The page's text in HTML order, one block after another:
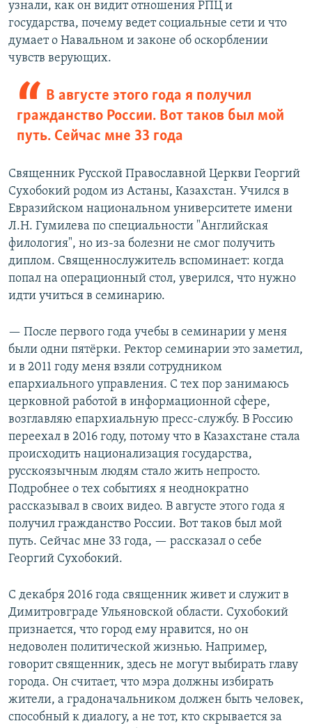
узнали, как он видит отношения РПЦ и
государства, почему ведет социальные сети и что
думает о Навальном и законе об оскорблении
чувств верующих.
В августе этого года я получил
гражданство России. Вот таков был мой
путь. Сейчас мне 33 года
Священник Русской Православной Церкви Георгий
Сухобокий родом из Астаны, Казахстан. Учился в
Евразийском национальном университете имени
Л.Н. Гумилева по специальности "Английская
филология", но из-за болезни не смог получить
диплом. Священнослужитель вспоминает: когда
попал на операционный стол, уверился, что нужно
идти учиться в семинарию.
— После первого года учебы в семинарии у меня
были одни пятёрки. Ректор семинарии это заметил,
и в 2011 году меня взяли сотрудником
епархиального управления. С тех пор занимаюсь
церковной работой в информационной сфере,
возглавляю епархиальную пресс-службу. В Россию
переехал в 2016 году, потому что в Казахстане стала
происходить национализация государства,
русскоязычным людям стало жить непросто.
Подробнее о тех событиях я неоднократно
рассказывал в своих видео. В августе этого года я
получил гражданство России. Вот таков был мой
путь. Сейчас мне 33 года, — рассказал о себе
Георгий Сухобокий.
С декабря 2016 года священник живет и служит в
Димитровграде Ульяновской области. Сухобокий
признается, что город ему нравится, но он
недоволен политической жизнью. Например,
говорит священник, здесь не могут выбирать главу
города. Он считает, что мэра должны избирать
жители, а градоначальником должен быть человек,
способный к диалогу, а не тот, кто скрывается за